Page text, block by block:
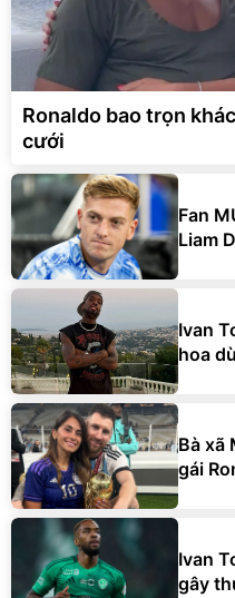
Ronaldo bao trọn
cưới
Fan
Liam
Ivan
hoa
Bà xã
gái
Ivan
gây